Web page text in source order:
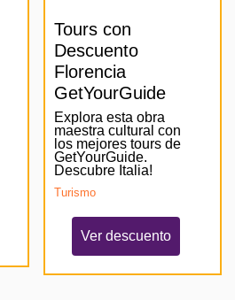
Tours con
Descuento
Florencia
GetYourGuide
Explora esta obra
maestra cultural con
los mejores tours de
GetYourGuide.
Descubre Italia!
Turismo
Ver descuento